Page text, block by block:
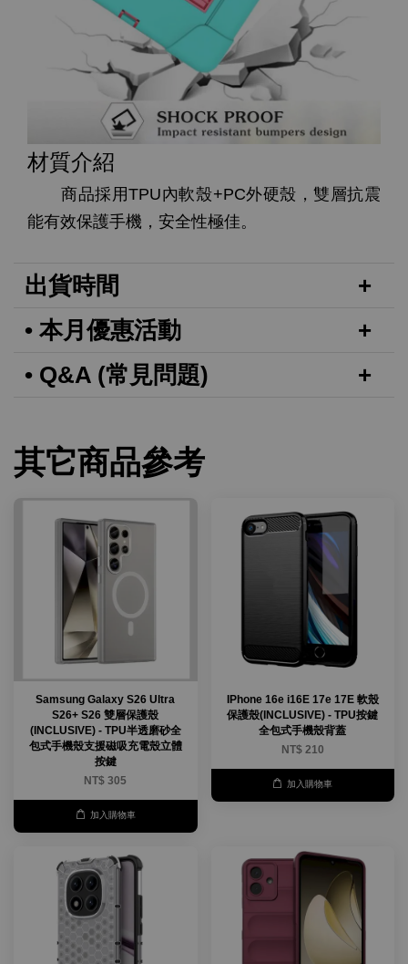
材質介紹
商品採用TPU內軟殼+PC外硬殼，雙層抗震
能有效保護手機，安全性極佳。
出貨時間
• 本月優惠活動
• Q&A (常見問題)
其它商品參考
Samsung Galaxy S26 Ultra
S26+ S26 雙層保護殼
(INCLUSIVE) - TPU半透磨砂全
包式手機殼支援磁吸充電殼立體
按鍵
NT$ 305
加入購物車
IPhone 16e i16E 17e 17E 軟殼
保護殼(INCLUSIVE) - TPU按鍵
全包式手機殼背蓋
NT$ 210
加入購物車